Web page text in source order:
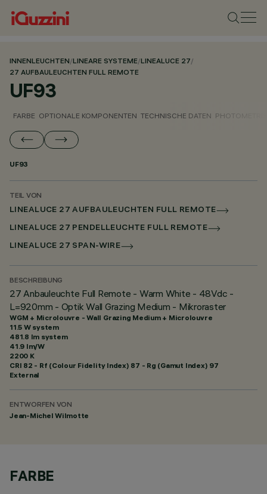
INNENLEUCHTEN/LINEARE SYSTEME/LINEALUCE 27/
27 AUFBAULEUCHTEN FULL REMOTE
UF93
FARBE OPTIONALE KOMPONENTEN TECHNISCHE DATEN
UF93
TEIL VON
LINEALUCE 27 AUFBAULEUCHTEN FULL REMOTE
LINEALUCE 27 PENDELLEUCHTE FULL REMOTE
LINEALUCE 27 SPAN-WIRE
BESCHREIBUNG
27 Anbauleuchte Full Remote - Warm White - 48Vdc -
L=920mm - Optik Wall Grazing Medium - Mikroraster
WGM + Microlouvre - Wall Grazing Medium + Microlouvre
11.5 W system
481.8 lm system
41.9 lm/W
2200 K
CRI 82 - Rf (Colour Fidelity Index) 87 - Rg (Gamut Index) 97
External
ENTWORFEN VON
Jean-Michel Wilmotte
FARBE